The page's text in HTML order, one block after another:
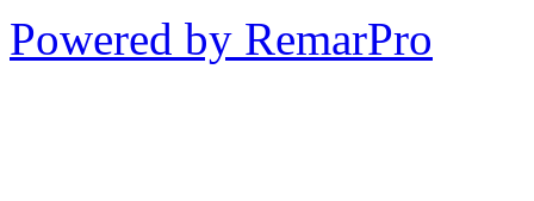
Powered by RemarPro